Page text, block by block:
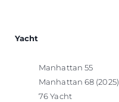
Yacht
Manhattan 55
Manhattan 68 (2025)
76 Yacht